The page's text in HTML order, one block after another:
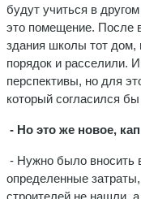
будут учиться в
это помещение. После
здания школы тот дом,
порядок и расселили.
перспективы, но для
который согласился
- Но это же новое,
- Нужно было вносить
определенные
строителей не нашли,